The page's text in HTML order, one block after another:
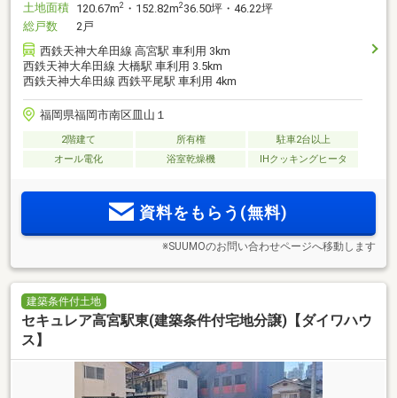
土地面積 120.67m2 ・152.82m236.50坪・46.22坪
総戸数
2戸
西鉄天神大牟田線 高宮駅 車利用 3km
西鉄天神大牟田線 大橋駅 車利用 3.5km
西鉄天神大牟田線 西鉄平尾駅 車利用 4km
福岡県福岡市南区皿山１
2階建て 所有権
駐車2台以上
オール電化
浴室乾燥機 IHクッキングヒータ
資料をもらう(無料)
※SUUMOのお問い合わせページへ移動します
建築条件付土地
セキュレア高宮駅東(建築条件付宅地分譲)【ダイワハウ
ス】